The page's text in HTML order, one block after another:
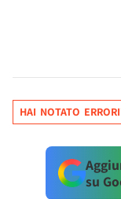
HAI NOTATO
su